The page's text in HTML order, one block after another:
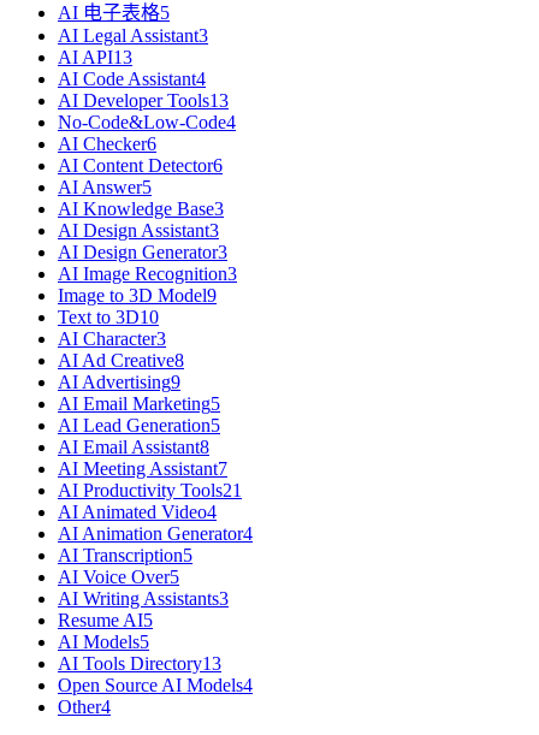
AI 电子表格5
AI Legal Assistant3
AI API13
AI Code Assistant4
AI Developer Tools13
No-Code&Low-Code4
AI Checker6
AI Content Detector6
AI Answer5
AI Knowledge Base3
AI Design Assistant3
AI Design Generator3
AI Image Recognition3
Image to 3D Model9
Text to 3D10
AI Character3
AI Ad Creative8
AI Advertising9
AI Email Marketing5
AI Lead Generation5
AI Email Assistant8
AI Meeting Assistant7
AI Productivity Tools21
AI Animated Video4
AI Animation Generator4
AI Transcription5
AI Voice Over5
AI Writing Assistants3
Resume AI5
AI Models5
AI Tools Directory13
Open Source AI Models4
Other4